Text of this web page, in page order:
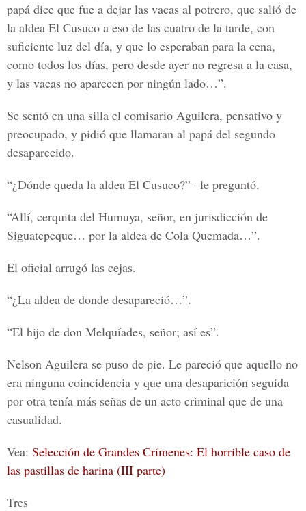
papá dice que fue a dejar las vacas al potrero, que salió de
la aldea El Cusuco a eso de las cuatro de la tarde, con
suficiente luz del día, y que lo esperaban para la cena,
como todos los días, pero desde ayer no regresa a la casa,
y las vacas no aparecen por ningún lado…”.
Se sentó en una silla el comisario Aguilera, pensativo y
preocupado, y pidió que llamaran al papá del segundo
desaparecido.
“¿Dónde queda la aldea El Cusuco?” –le preguntó.
“Allí, cerquita del Humuya, señor, en jurisdicción de
Siguatepeque… por la aldea de Cola Quemada…”.
El oficial arrugó las cejas.
“¿La aldea de donde desapareció…”.
“El hijo de don Melquíades, señor; así es”.
Nelson Aguilera se puso de pie. Le pareció que aquello no
era ninguna coincidencia y que una desaparición seguida
por otra tenía más señas de un acto criminal que de una
casualidad.
Vea: Selección de Grandes Crímenes: El horrible caso de
las pastillas de harina (III parte)
Tres